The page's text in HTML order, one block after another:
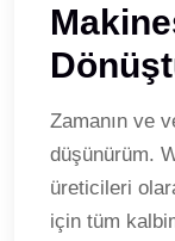
Zamanın ve
düşünürüm.
üreticileri
için tüm